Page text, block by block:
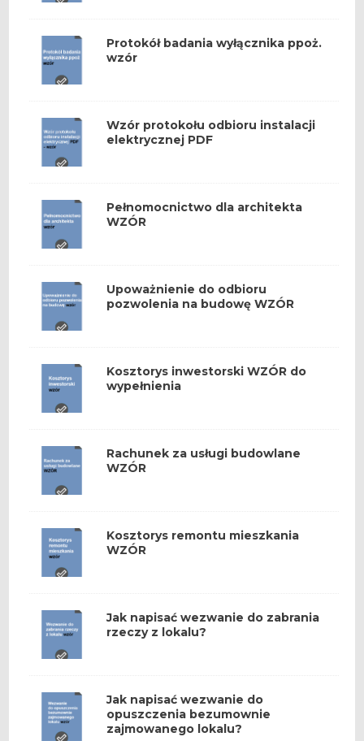
Protokół badania wyłącznika ppoż.
wzór
Wzór protokołu odbioru instalacji
elektrycznej PDF
Pełnomocnictwo dla architekta
WZÓR
Upoważnienie do odbioru
pozwolenia na budowę WZÓR
Kosztorys inwestorski WZÓR do
wypełnienia
Rachunek za usługi budowlane
WZÓR
Kosztorys remontu mieszkania
WZÓR
Jak napisać wezwanie do zabrania
rzeczy z lokalu?
Jak napisać wezwanie do
opuszczenia bezumownie
zajmowanego lokalu?